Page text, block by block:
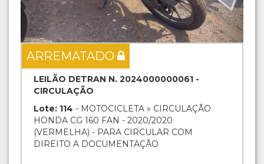
ARREMATADO
LEILÃO DETRAN N. 2024000000061 -
CIRCULAÇÃO
Lote: 114 - MOTOCICLETA » CIRCULAÇÃO
HONDA CG 160 FAN - 2020/2020
(VERMELHA) - PARA CIRCULAR COM
DIREITO A DOCUMENTAÇÃO